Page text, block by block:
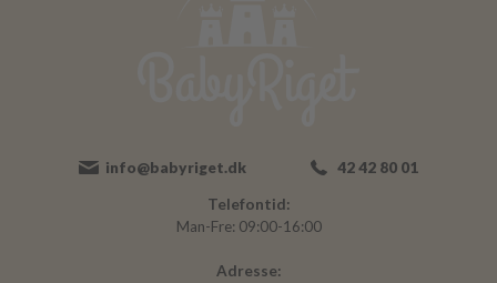
info@babyriget.dk 42 42 80 01
Telefontid:
Man-Fre: 09:00-16:00
Adresse: